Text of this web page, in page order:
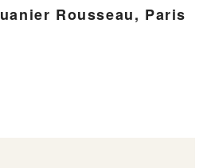
Rousseau, Paris